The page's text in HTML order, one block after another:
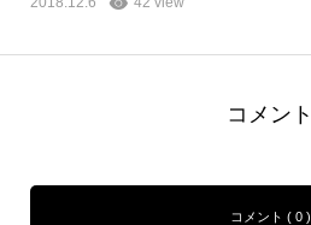
コメント
コメント ( 0 )